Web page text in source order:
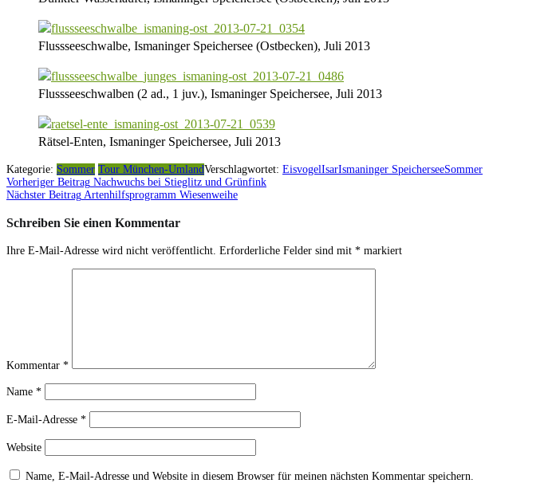
Flussseeschwalbe, Ismaninger Speichersee (Ostbecken), Juli 2013
Flussseeschwalben (2 ad., 1 juv.), Ismaninger Speichersee, Juli 2013
Rätsel-Enten, Ismaninger Speichersee, Juli 2013
Kategorie: Sommer Tour München-UmlandVerschlagwortet: EisvogelIsarIsmaninger SpeicherseeSommer
Beitragsnavigation
Vorheriger Beitrag Nachwuchs bei Stieglitz und Grünfink
Nächster Beitrag Artenhilfsprogramm Wiesenweihe
Schreiben Sie einen Kommentar
Ihre E-Mail-Adresse wird nicht veröffentlicht. Erforderliche Felder sind mit * markiert
Kommentar *
Name *
E-Mail-Adresse *
Website
Name, E-Mail-Adresse und Website in diesem Browser für meinen nächsten Kommentar speichern.